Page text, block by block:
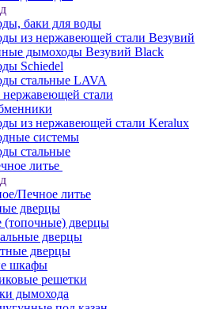
баки для воды
из нержавеющей стали Везувий
дымоходы Везувий Black
Schiedel
стальные LAVA
нержавеющей стали
из нержавеющей стали Keralux
системы
стальные
литье
Печное литье
дверцы
дверцы
дверцы
дверцы
шкафы
решетки
дымохода